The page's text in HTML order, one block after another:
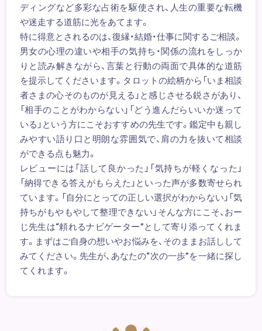
ディングなど多彩な占術を駆使され、人生の重要な転機
や迷走する道筋に光をあてます。
特に得意とされるのは、復縁・結婚・仕事に関するご相談。
男女の心理の違いや相手の気持ち・関係の流れをしっか
りと読み解きながら、言葉と行動の両面で具体的な道筋
を提示してくださいます。タロットの絵柄から「いま相談
者さまの心そのものが見える」と感じさせる鋭さがあり、
「相手のことがわからない」「どう進んだらいいか迷って
いる」という方にこそおすすめの先生です。鑑定中も親し
みやすい語り口と明朗な雰囲気で、肩の力を抜いて相談
ができる点も魅力。
レビューには「話して良かった」「気持ちが軽くなった」
「納得できる答えがもらえた」といった声が多数寄せられ
ています。「自分にとっての正しい選択がわからない」「気
持ちがもやもやして整理できない」そんな方にこそ、おー
じ先生は“頼れるナビゲーター”として寄り添ってくれま
す。まずはご自身の想いやお悩みを、そのままお話しして
みてください。先生が、あなたの“次の一歩”を一緒に探し
てくれます。